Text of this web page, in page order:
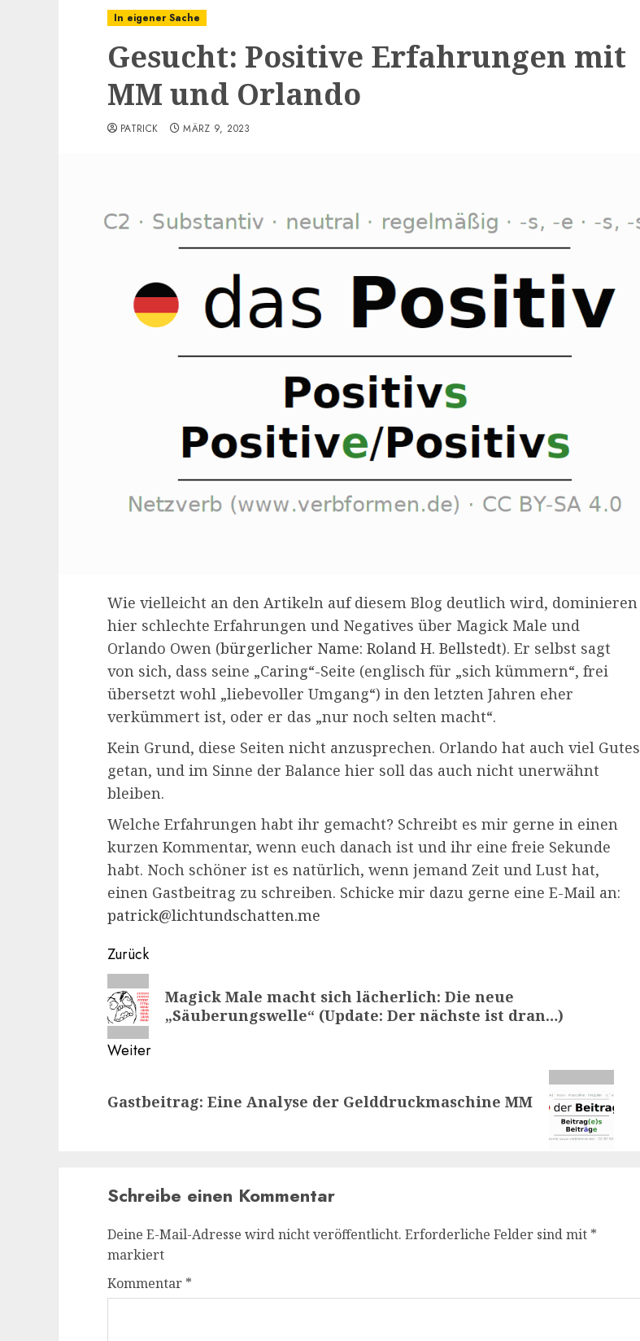
In eigener Sache
Gesucht: Positive Erfahrungen mit
MM und Orlando
PATRICK MÄRZ 9, 2023
Wie vielleicht an den Artikeln auf diesem Blog deutlich wird, dominieren
hier schlechte Erfahrungen und Negatives über Magick Male und
Orlando Owen (bürgerlicher Name: Roland H. Bellstedt). Er selbst sagt
von sich, dass seine „Caring“-Seite (englisch für „sich kümmern“, frei
übersetzt wohl „liebevoller Umgang“) in den letzten Jahren eher
verkümmert ist, oder er das „nur noch selten macht“.
Kein Grund, diese Seiten nicht anzusprechen. Orlando hat auch viel Gutes
getan, und im Sinne der Balance hier soll das auch nicht unerwähnt
bleiben.
Welche Erfahrungen habt ihr gemacht? Schreibt es mir gerne in einen
kurzen Kommentar, wenn euch danach ist und ihr eine freie Sekunde
habt. Noch schöner ist es natürlich, wenn jemand Zeit und Lust hat,
einen Gastbeitrag zu schreiben. Schicke mir dazu gerne eine E-Mail an:
patrick@lichtundschatten.me
Beitragsnavigation
Zurück
Vorheriger
Beitrag:
Magick Male macht sich lächerlich: Die neue
„Säuberungswelle“ (Update: Der nächste ist dran…)
Weiter
Beitrag:
Gastbeitrag: Eine Analyse der Gelddruckmaschine MM
Schreibe einen Kommentar
Deine E-Mail-Adresse wird nicht veröffentlicht. Erforderliche Felder sind mit *
markiert
Kommentar *